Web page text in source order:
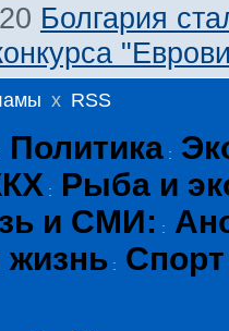
Болгария
x RSS
Политика :
:
Рыба и
и СМИ: :
жизнь : Спорт